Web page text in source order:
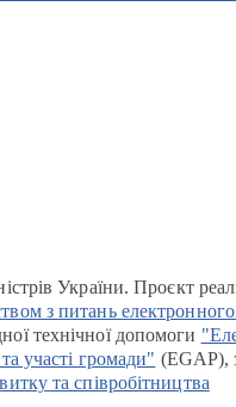
України. Проєкт
з питань
технічної допомоги
участі громади" (EGAP),
та співробітництва